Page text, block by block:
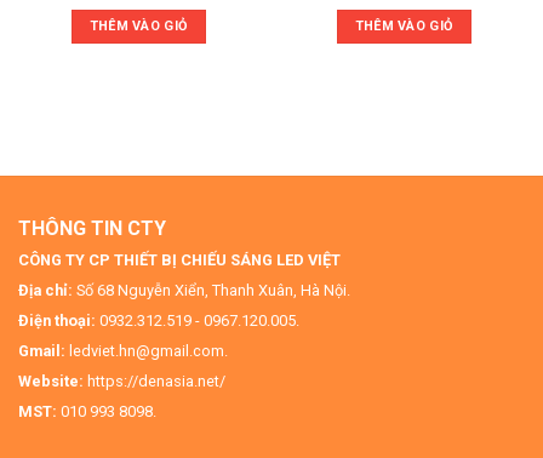
THÊM VÀO GIỎ THÊM VÀO GIỎ
THÔNG TIN CTY
CÔNG TY CP THIẾT BỊ CHIẾU SÁNG LED VIỆT
Địa chỉ: Số 68 Nguyễn Xiển, Thanh Xuân, Hà Nội.
Điện thoại: 0932.312.519 - 0967.120.005.
Gmail: ledviet.hn@gmail.com.
Website: https://denasia.net/
MST: 010 993 8098.